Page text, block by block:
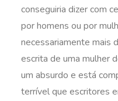
conseguiria dizer com
por homens ou por
necessariamente mais
escrita de uma mulher
um absurdo e está
terrível que escritores